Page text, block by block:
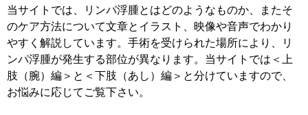
当サイトでは、リンパ浮腫とはどのようなものか、またそ
のケア方法について文章とイラスト、映像や音声でわかり
やすく解説しています。手術を受けられた場所により、リ
ンパ浮腫が発生する部位が異なります。当サイトでは＜上
肢（腕）編＞と＜下肢（あし）編＞と分けていますので、
お悩みに応じてご覧下さい。